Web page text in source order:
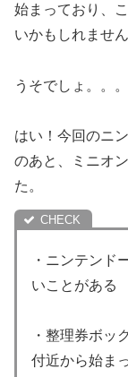
始まっており、
いかもしれませ
うそでしょ。。。
はい！今回のニ
のあと、ミニオ
た。
・ニンテンド
いことがある
・整理券ボッ
付近から始ま